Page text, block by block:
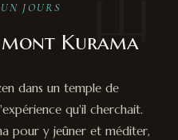
JOURS
Kurama
dans un temple de
qu'il cherchait.
pour y jeûner et méditer,